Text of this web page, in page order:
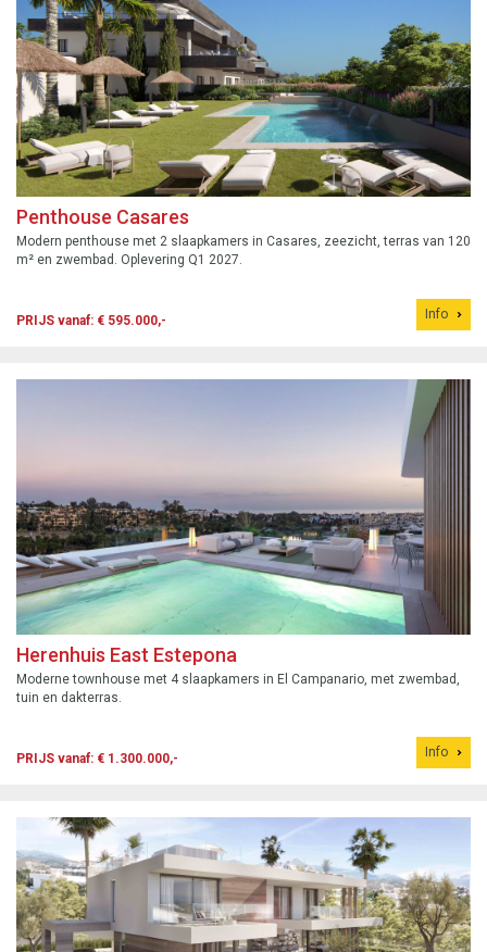
Penthouse Casares
Modern penthouse met 2 slaapkamers in Casares, zeezicht, terras van 120
m² en zwembad. Oplevering Q1 2027.
PRIJS vanaf: € 595.000,- Info
Herenhuis East Estepona
Moderne townhouse met 4 slaapkamers in El Campanario, met zwembad,
tuin en dakterras.
PRIJS vanaf: € 1.300.000,- Info